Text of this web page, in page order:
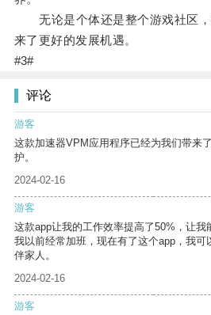
无论是个体还是整个游戏社区，
来了更好的发展机遇。
#3#
评论
游客
这款加速器VPM应用程序已经为我们带来
护。
2024-02-16
游客
这款app让我的工作效率提高了50%，让我
我以前经常加班，现在有了这个app，我
伴家人。
2024-02-16
游客